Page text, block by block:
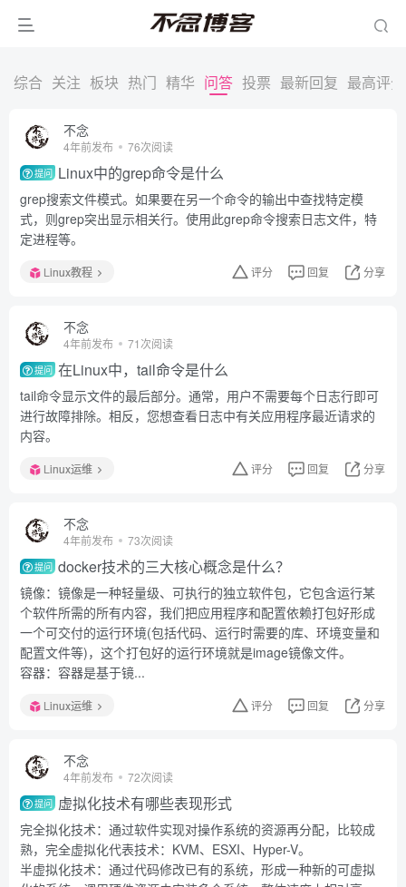
综合 关注 板块 热门 精华 问答 投票 最新回复 最高评分
不念
4年前发布 76次阅读
提问 Linux中的grep命令是什么
grep搜索文件模式。如果要在另一个命令的输出中查找特定模
式，则grep突出显示相关行。使用此grep命令搜索日志文件，特
定进程等。
Linux教程 评分 回复 分享
不念
4年前发布 71次阅读
提问 在Linux中，tail命令是什么
tail命令显示文件的最后部分。通常，用户不需要每个日志行即可
进行故障排除。相反，您想查看日志中有关应用程序最近请求的
内容。
Linux运维 评分 回复 分享
不念
4年前发布 73次阅读
提问 docker技术的三大核心概念是什么？
镜像：镜像是一种轻量级、可执行的独立软件包，它包含运行某
个软件所需的所有内容，我们把应用程序和配置依赖打包好形成
一个可交付的运行环境(包括代码、运行时需要的库、环境变量和
配置文件等)，这个打包好的运行环境就是image镜像文件。
容器：容器是基于镜...
Linux运维 评分 回复 分享
不念
4年前发布 72次阅读
提问 虚拟化技术有哪些表现形式
完全拟化技术：通过软件实现对操作系统的资源再分配，比较成
熟，完全虚拟化代表技术：KVM、ESXI、Hyper-V。
半虚拟化技术：通过代码修改已有的系统，形成一种新的可虚拟